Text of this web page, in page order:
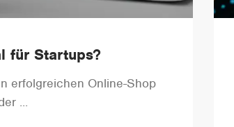
für Startups?
erfolgreichen Online-Shop